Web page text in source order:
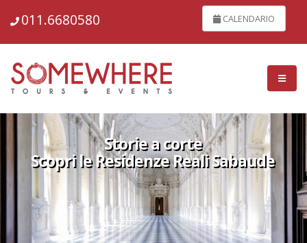
011.6680580 CALENDARIO
Storie a corte
Scopri le Residenze Reali Sabaude